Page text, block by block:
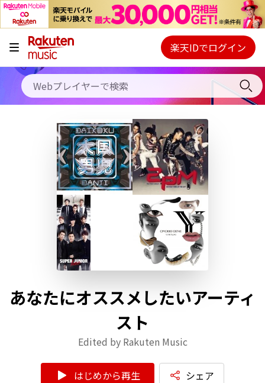
キャンペーン
料金プラン
使い方
初回30日間無料お試し
Webプレイヤー
ご契約内容の確認・変更
楽天IDでログイン
あなたにオススメしたいアーティ
スト
Edited by Rakuten Music
はじめから再生 シェア